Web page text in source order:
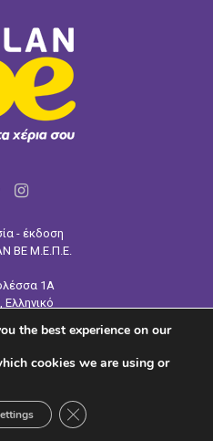
c
b
o
o
k
I
s
a
g
r
a
- έκδοση
BE Μ.Ε.Π.Ε.
1Α
Ελληνικό
All Right Reserved.
the best experience on our
cookies we are using or
CLOSE GDPR COOKIE